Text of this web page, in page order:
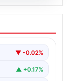
▼ -0.02%
▲ +0.17%